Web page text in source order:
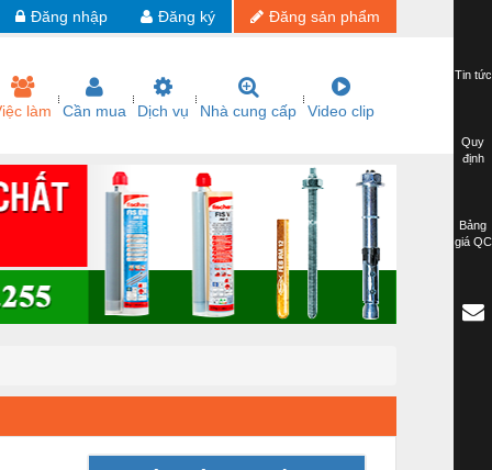
Đăng sản phẩm
Đăng ký
Đăng nhập
làm Cần mua Dịch vụ Nhà cung cấp Video clip
Tin tức
Quy
định
Bảng
giá QC